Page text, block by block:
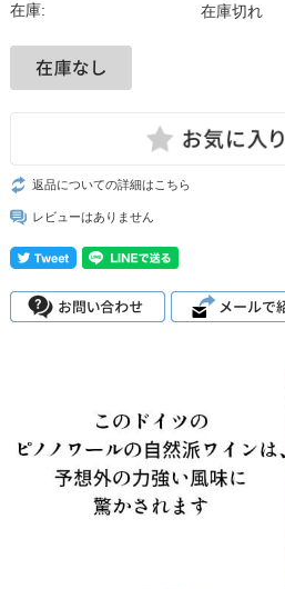
在庫: 在庫切れ
返品についての詳細はこちら
レビューはありません